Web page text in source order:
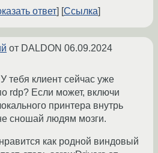
ответ Ссылка
от DALDON 06.09.2024
тебя клиент сейчас уже
rdp? Если может, включи
принтера внутрь
сношай людям мозги.
как родной виндовый